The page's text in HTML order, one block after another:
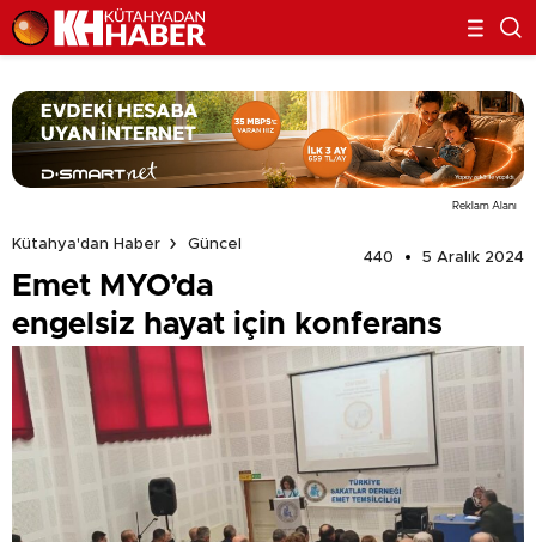
Reklam Alanı
Kütahya'dan Haber
Güncel
440
5 Aralık 2024
Emet MYO’da
engelsiz hayat için konferans